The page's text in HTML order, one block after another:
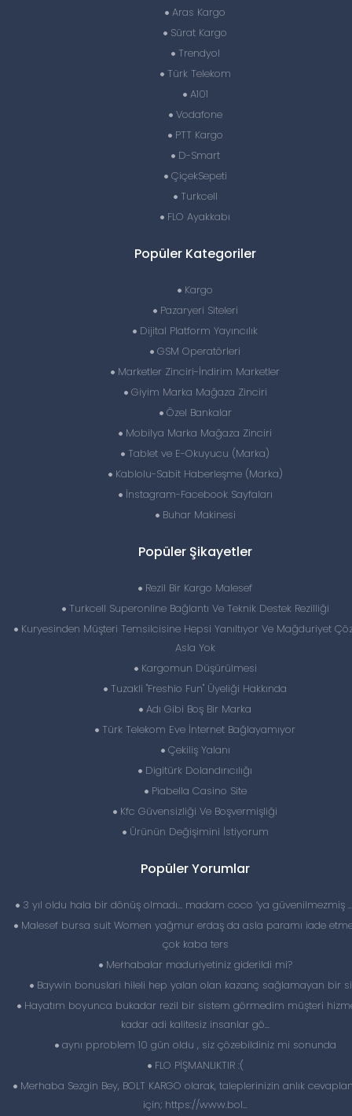
Aras Kargo
Sürat Kargo
Trendyol
Türk Telekom
A101
Vodafone
PTT Kargo
D-Smart
ÇiçekSepeti
Turkcell
FLO Ayakkabı
Popüler Kategoriler
Kargo
Pazaryeri Siteleri
Dijital Platform Yayıncılık
GSM Operatörleri
Marketler Zinciri-İndirim Marketler
Giyim Marka Mağaza Zinciri
Özel Bankalar
Mobilya Marka Mağaza Zinciri
Tablet ve E-Okuyucu (Marka)
Kablolu-Sabit Haberleşme (Marka)
İnstagram-Facebook Sayfaları
Buhar Makinesi
Popüler Şikayetler
Rezil Bir Kargo Malesef
Turkcell Superonline Bağlantı Ve Teknik Destek Rezilliği
Kuryesinden Müşteri Temsilcisine Hepsi Yanıltıyor Ve Mağduriyet
Asla Yok
Kargomun Düşürülmesi
Tuzakli "Freshio Fun" Üyeliği Hakkında
Adı Gibi Boş Bir Marka
Türk Telekom Eve İnternet Bağlayamıyor
Çekiliş Yalanı
Digitürk Dolandırıcılığı
Piabella Casino Site
Kfc Güvensizliği Ve Boşvermişliği
Ürünün Değişimini İstiyorum
Popüler Yorumlar
3 yıl oldu hala bir dönüş olmadı… madam coco ‘ya güvenilmezmiş
Malesef bursa suit Women yağmur erdaş da asla paramı iade
çok kaba ters
Merhabalar maduriyetiniz giderildi mi?
Baywin bonuslari hileli hep yalan olan kazanç sağlamayan bir
Hayatım boyunca bukadar rezil bir sistem görmedim müşteri
kadar adi kalitesiz insanlar gö...
aynı pproblem 10 gün oldu , siz çözebildiniz mi sonunda
FLO PİŞMANLIKTIR :(
Merhaba Sezgin Bey, BOLT KARGO olarak, taleplerinizin anlık
için; https://www.bol...